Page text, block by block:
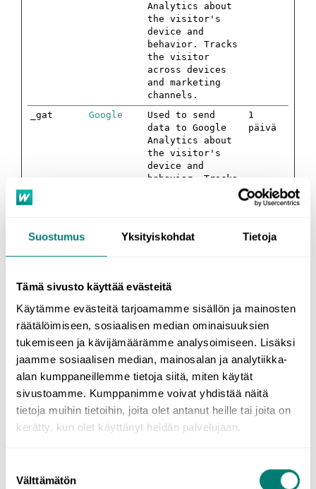
Suostumus Yksityiskohdat Tietoja
Tämä sivusto käyttää evästeitä
Käytämme evästeitä tarjoamamme sisällön ja mainosten
räätälöimiseen, sosiaalisen median ominaisuuksien
tukemiseen ja kävijämäärämme analysoimiseen. Lisäksi
jaamme sosiaalisen median, mainosalan ja analytiikka-
alan kumppaneillemme tietoja siitä, miten käytät
sivustoamme. Kumppanimme voivat yhdistää näitä
tietoja muihin tietoihin, joita olet antanut heille tai joita on
kerätty, kun olet käyttänyt heidän palvelujaan.
valinta
Välttämätön
Analytics about
the visitor's
device and
behavior. Tracks
the visitor
across devices
and marketing
channels.
_gat Google
Used to send
data to Google
Analytics about
the visitor's
device and
behavior. Tracks
1
päivä
the visitor's
behavior. Tracks
the visitor
across devices
and marketing
channels.
_rdt_uuid
[x2]
Reddit
Used to track
visitors on
multiple
websites, in
order to present
3
kuukau
tta